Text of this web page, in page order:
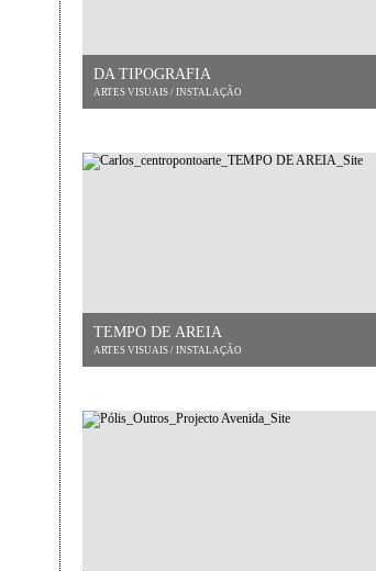
DA TIPOGRAFIA
ARTES VISUAIS / INSTALAÇÃO
TEMPO DE AREIA
ARTES VISUAIS / INSTALAÇÃO